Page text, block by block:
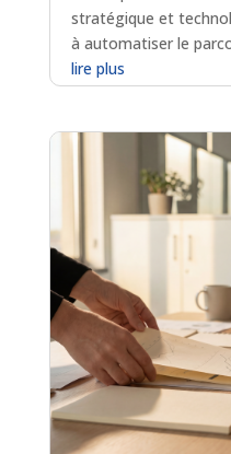
stratégique et
à automatiser le
lire plus